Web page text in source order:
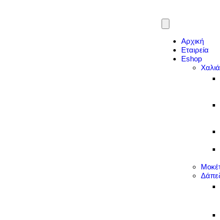
Αρχική
Εταιρεία
Eshop
Χαλιά